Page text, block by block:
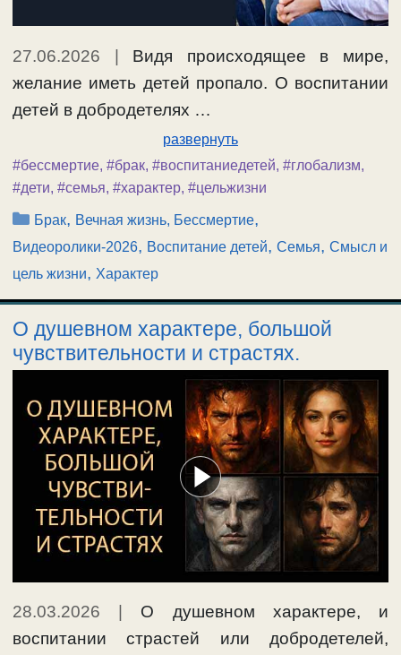
27.06.2026 | Видя происходящее в мире,
желание иметь детей пропало. О воспитании
детей в добродетелях …
развернуть
#бессмертие, #брак, #воспитаниедетей, #глобализм,
#дети, #семья, #характер, #цельжизни
Рубрики
Брак, Вечная жизнь, Бессмертие,
Видеоролики-2026, Воспитание детей, Семья, Смысл и
цель жизни, Характер
О душевном характере, большой
чувствительности и страстях.
28.03.2026
О душевном характере, и
воспитании страстей или добродетелей,